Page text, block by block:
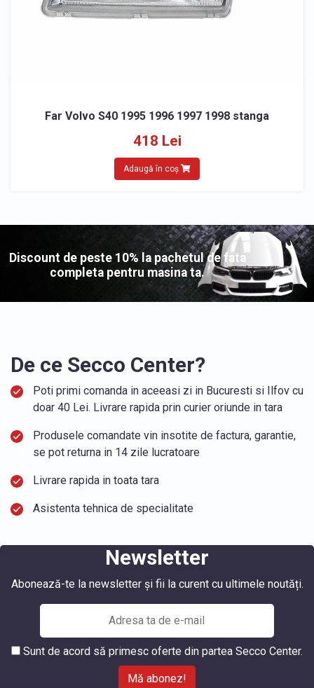
Far Volvo S40 1995 1996 1997 1998 stanga
418 Lei
Adaugă în coș
Discount de peste 10% la pachetul de fata
completa pentru masina ta.
De ce Secco Center?
Poti primi comanda in aceeasi zi in Bucuresti si Ilfov cu
doar 40 Lei. Livrare rapida prin curier oriunde in tara
Produsele comandate vin insotite de factura, garantie,
se pot returna in 14 zile lucratoare
Livrare rapida in toata tara
Asistenta tehnica de specialitate
Newsletter
Abonează-te la newsletter și fii la curent cu ultimele noutăți.
Sunt de acord să primesc oferte din partea Secco Center.
Mă abonez!